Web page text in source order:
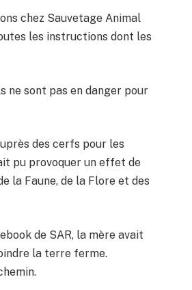
chez Sauvetage Animal
les instructions dont les
ne sont pas en danger pour
des cerfs pour les
pu provoquer un effet de
la Faune, de la Flore et des
de SAR, la mère avait
la terre ferme.